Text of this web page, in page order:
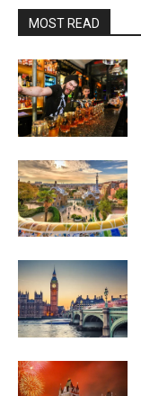
MOST READ